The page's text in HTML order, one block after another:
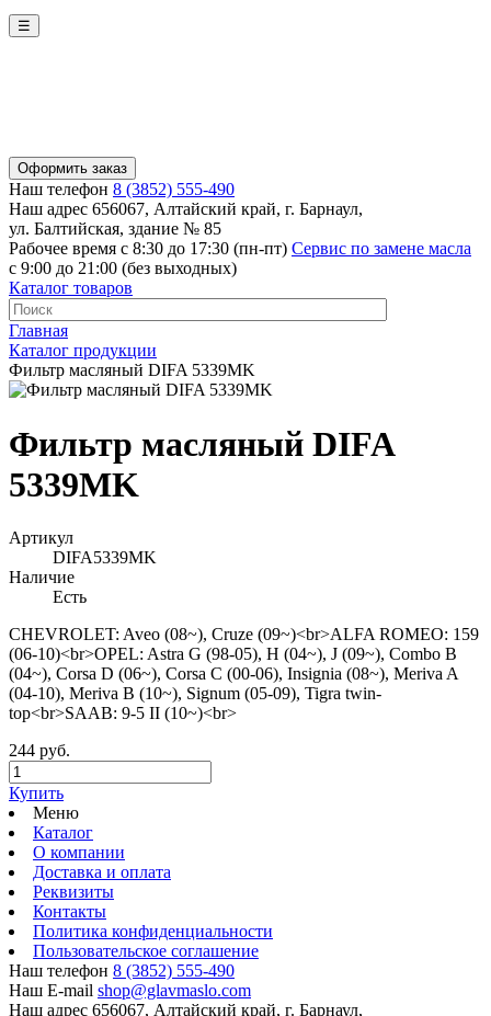
☰
Оформить заказ
Наш телефон 8 (3852) 555-490
Наш адрес 656067, Алтайский край, г. Барнаул,
ул. Балтийская, здание № 85
Рабочее время с 8:30 до 17:30 (пн-пт) Сервис по замене масла
с 9:00 до 21:00 (без выходных)
Каталог товаров
Главная
Каталог продукции
Фильтр масляный DIFA 5339MK
Фильтр масляный DIFA
5339MK
Артикул
DIFA5339MK
Наличие
Есть
CHEVROLET: Aveo (08~), Cruze (09~)<br>ALFA ROMEO: 159
(06-10)<br>OPEL: Astra G (98-05), H (04~), J (09~), Combo B
(04~), Corsa D (06~), Corsa C (00-06), Insignia (08~), Meriva A
(04-10), Meriva B (10~), Signum (05-09), Tigra twin-
top<br>SAAB: 9-5 II (10~)<br>
244 руб.
Купить
Меню
Каталог
О компании
Доставка и оплата
Реквизиты
Контакты
Политика конфиденциальности
Пользовательское соглашение
Наш телефон 8 (3852) 555-490
Наш E-mail shop@glavmaslo.com
Наш адрес 656067, Алтайский край, г. Барнаул,